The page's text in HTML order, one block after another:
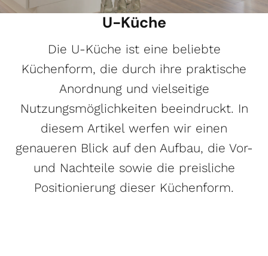
U-Küche
Die U-Küche ist eine beliebte
Küchenform, die durch ihre praktische
Anordnung und vielseitige
Nutzungsmöglichkeiten beeindruckt. In
diesem Artikel werfen wir einen
genaueren Blick auf den Aufbau, die Vor-
und Nachteile sowie die preisliche
Positionierung dieser Küchenform.